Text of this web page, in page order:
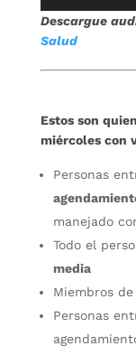
audio
Descargue
Salud
Estos son
miércoles con
Personas
manejado
Todo el
media
Miembros
Personas